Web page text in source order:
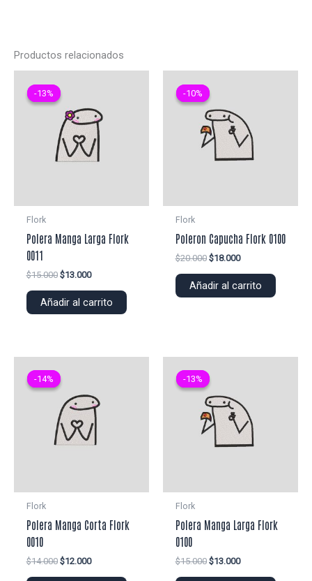
Productos relacionados
-13%
-13%
Flork
Polera Manga Larga Flork
0011
$15.000 El
original
$13.000El
actual
Añadir al carrito
-10%
-10%
Flork
Poleron Capucha Flork 0100
$20.000 El
original
$18.000El
actual
Añadir al carrito
-14%
-14%
Flork
Polera Manga Corta Flork
0010
$14.000 El
$12.000El
-13%
-13%
Flork
Polera Manga Larga Flork
0100
$15.000 El
$13.000El